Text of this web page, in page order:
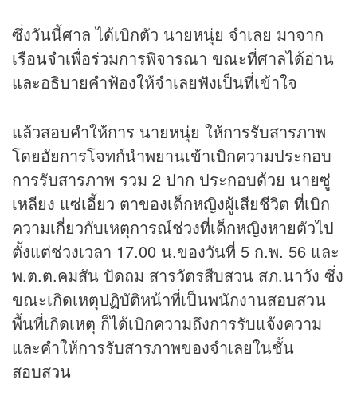
ซึ่งวันนี้ศาล ได้เบิกตัว นายหนุ่ย จำเลย มาจาก
เรือนจำเพื่อร่วมการพิจารณา ขณะที่ศาลได้อ่าน
และอธิบายคำฟ้องให้จำเลยฟังเป็นที่เข้าใจ
แล้วสอบคำให้การ นายหนุ่ย ให้การรับสารภาพ
โดยอัยการโจทก์นำพยานเข้าเบิกความประกอบ
การรับสารภาพ รวม 2 ปาก ประกอบด้วย นายซู่
เหลียง แซ่เอี้ยว ตาของเด็กหญิงผู้เสียชีวิต ที่เบิก
ความเกี่ยวกับเหตุการณ์ช่วงที่เด็กหญิงหายตัวไป
ตั้งแต่ช่วงเวลา 17.00 น.ของวันที่ 5 ก.พ. 56 และ
พ.ต.ต.คมสัน ปัดถม สารวัตรสืบสวน สภ.นาวัง ซึ่ง
ขณะเกิดเหตุปฏิบัติหน้าที่เป็นพนักงานสอบสวน
พื้นที่เกิดเหตุ ก็ได้เบิกความถึงการรับแจ้งความ
และคำให้การรับสารภาพของจำเลยในชั้น
สอบสวน